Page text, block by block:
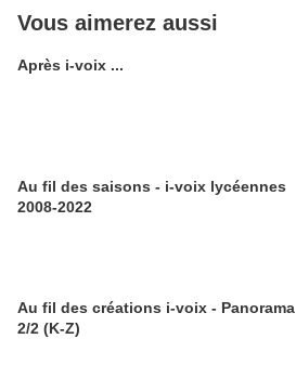
Vous aimerez aussi
Après i-voix ...
Au fil des saisons - i-voix lycéennes
2008-2022
Au fil des créations i-voix - Panorama
2/2 (K-Z)